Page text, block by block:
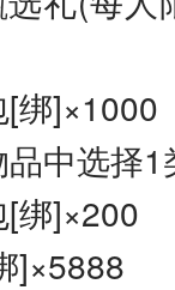
]×1000
中选择1
]×200